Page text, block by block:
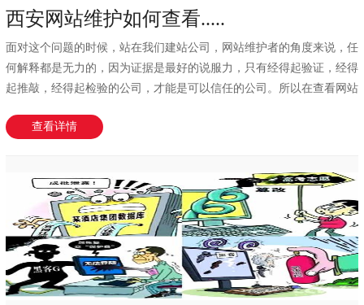
西安网站维护如何查看.....
面对这个问题的时候，站在我们建站公司，网站维护者的角度来说，任
何解释都是无力的，因为证据是最好的说服力，只有经得起验证，经得
起推敲，经得起检验的公司，才能是可以信任的公司。所以在查看网站
查看详情